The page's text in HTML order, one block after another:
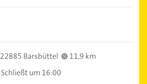
22885 Barsbüttel
11,9 km
Schließt um 16:00